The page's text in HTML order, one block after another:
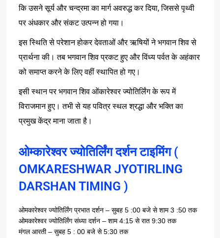
कि उसने सूर्य और चन्द्रमा का मार्ग अवरुद्ध कर दिया,जिससे पृथ्वी
पर अंधकार और संकट उत्पन्न हो गया।
इस स्थिति से परेशान होकर देवताओं और ऋषियों ने भगवान शिव से
प्रार्थना की। तब भगवान शिव प्रकट हुए और विंध्य पर्वत के अहंकार
को समाप्त करने के लिए वहीं स्थापित हो गए।
इसी स्थान पर भगवान शिव ओंकारेश्वर ज्योतिर्लिंग के रूप में
विराजमान हुए। तभी से यह पवित्र स्थल श्रद्धा और भक्ति का
प्रमुख केंद्र माना जाता है।
ओम्कारेश्वर ज्योतिर्लिंग दर्शन टाइमिंग (
OMKARESHWAR JYOTIRLING
DARSHAN TIMING )
ओमकारेश्वर ज्योतिर्लिंग प्रभात दर्शन– सुबह5 :00 बजे से शाम3 :50 तक
ओमकारेश्वर ज्योतिर्लिंग संध्या दर्शन– शाम4:15 से रात9:30 तक
मंगल आरती– सुबह5 : 00 बजे से5:30 तक